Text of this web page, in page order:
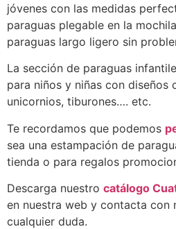
jóvenes con las medidas
paraguas plegable en la
paraguas largo ligero sin
La sección de paraguas
para niños y niñas con diseños
unicornios, tiburones…. etc.
Te recordamos que podemos
sea una estampación de
tienda o para regalos
Descarga nuestro catálogo
en nuestra web y contacta con
cualquier duda.